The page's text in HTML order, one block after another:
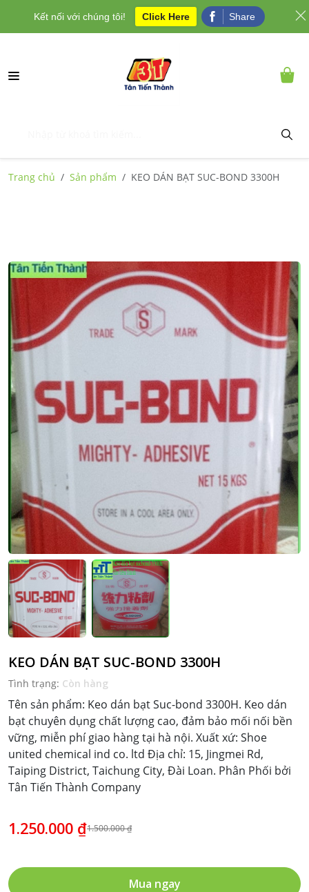
Trang chủ Sản phẩm KEO DÁN BẠT SUC-BOND 3300H
KEO DÁN BẠT SUC-BOND 3300H
Tình trạng: Còn hàng
Tên sản phẩm: Keo dán bạt Suc-bond 3300H. Keo dán
bạt chuyên dụng chất lượng cao, đảm bảo mối nối bền
vững, miễn phí giao hàng tại hà nội. Xuất xứ: Shoe
united chemical ind co. ltd Địa chỉ: 15, Jingmei Rd,
Taiping District, Taichung City, Đài Loan. Phân Phối bởi
Tân Tiến Thành Company
1.250.000 ₫1.500.000 ₫
Mua ngay
Kết nối với chúng tôi! Click Here Share